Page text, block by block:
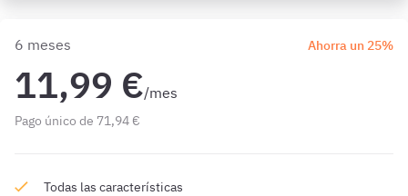
6 meses Ahorra un 25%
11,99 €/mes
Pago único de 71,94 €
Todas las características